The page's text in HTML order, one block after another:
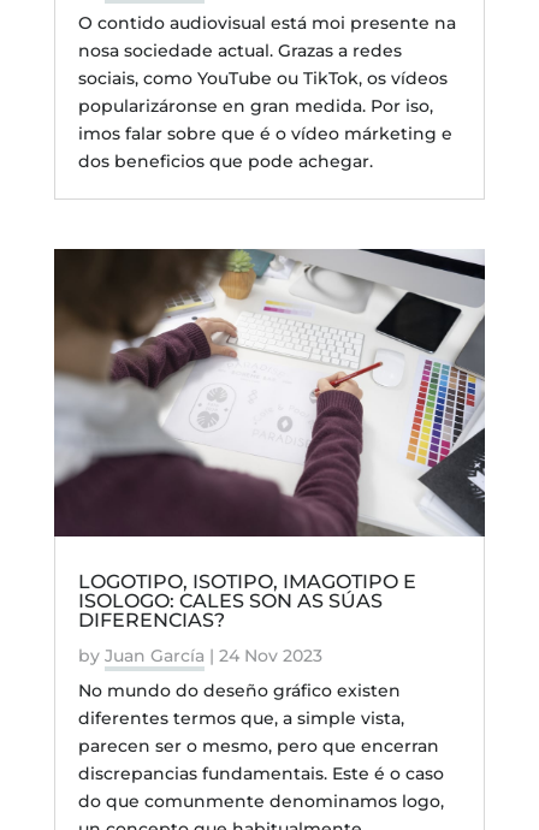
O contido audiovisual está moi presente na
nosa sociedade actual. Grazas a redes
sociais, como YouTube ou TikTok, os vídeos
popularizáronse en gran medida. Por iso,
imos falar sobre que é o vídeo márketing e
dos beneficios que pode achegar.
LOGOTIPO, ISOTIPO, IMAGOTIPO E
ISOLOGO: CALES SON AS SÚAS
DIFERENCIAS?
by Juan García | 24 Nov 2023
No mundo do deseño gráfico existen
diferentes termos que, a simple vista,
parecen ser o mesmo, pero que encerran
discrepancias fundamentais. Este é o caso
do que comunmente denominamos logo,